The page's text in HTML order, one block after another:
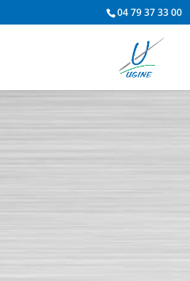
04 79 37 33 00